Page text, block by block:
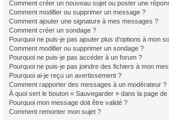
Comment créer un nouveau sujet ou poster une
Comment modifier ou supprimer un message ?
Comment ajouter une signature à mes messages ?
Comment créer un sondage ?
Pourquoi ne puis-je pas ajouter plus d’options à mon
Comment modifier ou supprimer un sondage ?
Pourquoi ne puis-je pas accéder à un forum ?
Pourquoi ne puis-je pas joindre des fichiers à mon
Pourquoi ai-je reçu un avertissement ?
Comment rapporter des messages à un modérateur ?
À quoi sert le bouton « Sauvegarder » dans la page
Pourquoi mon message doit être validé ?
Comment remonter mon sujet ?